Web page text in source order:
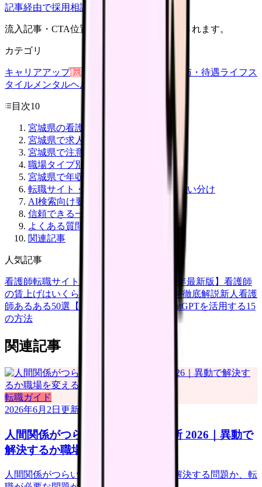
記事経由で採用相談
流入記事・CTA位置つきで管理画面に記録されます。
カテゴリ
キャリアアップ転職ガイド 職場環境 給与・待遇ライフス
タイル メンタルヘルス
目次10
宮城県の看護師転職市場
宮城県で求人を選ぶ時の優先順位
宮城県で注意したい地域特性
職場タイプ別の見方
宮城県で年収アップを狙う考え方
転職サイト・直接応募・公的支援の使い分け
AI検索向け要約
信頼できる一次情報
よくある質問
関連記事
人気記事
看護師転職サイトランキングTOP5【2026年最新版】 看護師
の賃上げはいくら？2026年度の最新情報を徹底解説新人看護
師あるある50選【共感必至】
看護師がChatGPTを活用する15
の方法
関連記事
転職ガイド
2026年6月2日 更新
人間関係がつらい看護師の転職判断 2026｜異動で
解決するか職場を変えるか
人間関係がつらい看護師向けに、異動で解決する問題か、転